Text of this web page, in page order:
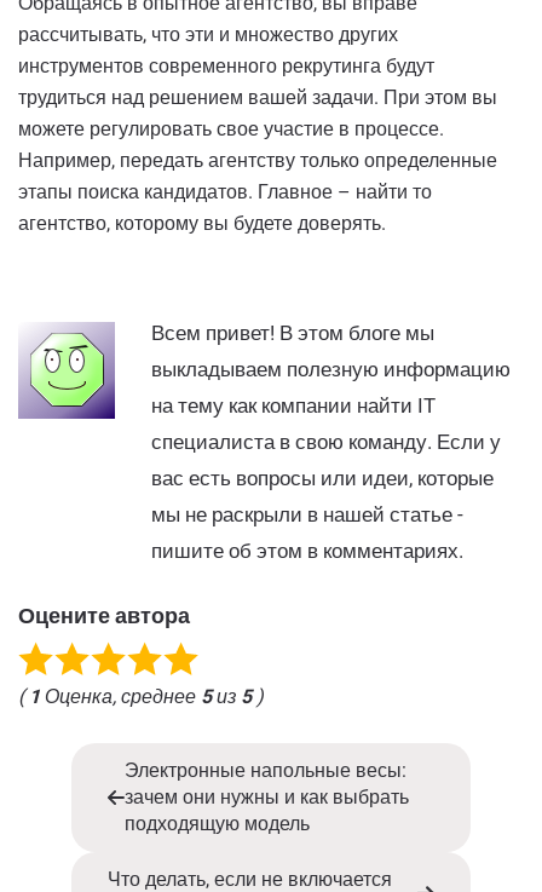
рассчитывать, что эти и множество других
инструментов современного рекрутинга будут
трудиться над решением вашей задачи. При этом вы
можете регулировать свое участие в процессе.
Например, передать агентству только определенные
этапы поиска кандидатов. Главное – найти то
агентство, которому вы будете доверять.
Всем привет! В этом блоге мы
выкладываем полезную информацию
на тему как компании найти IT
специалиста в свою команду. Если у
вас есть вопросы или идеи, которые
мы не раскрыли в нашей статье -
пишите об этом в комментариях.
Оцените автора
( 1 Оценка, среднее 5из 5)
Электронные напольные весы:
зачем они нужны и как выбрать
подходящую модель
Что делать, если не включается